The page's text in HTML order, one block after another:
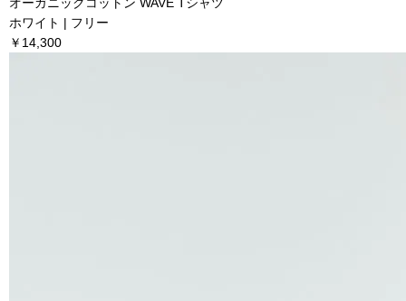
ホワイト | フリー
￥14,300